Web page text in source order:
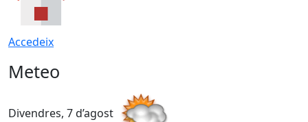
Accedeix
Meteo
Divendres, 7 d’agost